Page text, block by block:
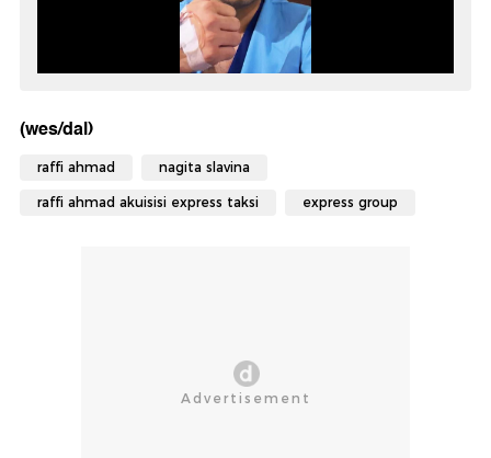
(wes/dal)
raffi ahmad nagita slavina
raffi ahmad akuisisi express taksi express group